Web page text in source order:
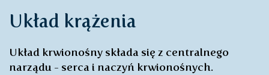
Układ krążenia
Układ krwionośny składa się z centralnego
narządu - serca i naczyń krwionośnych.